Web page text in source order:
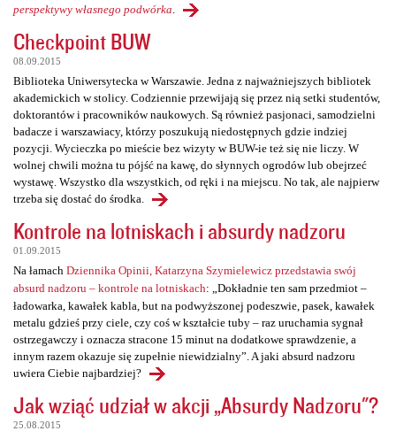
perspektywy własnego podwórka
Checkpoint BUW
08.09.2015
Biblioteka Uniwersytecka w Warszawie. Jedna z najważniejszych bibliotek
akademickich w stolicy. Codziennie przewijają się przez nią setki studentów,
doktorantów i pracowników naukowych. Są również pasjonaci, samodzielni
badacze i warszawiacy, którzy poszukują niedostępnych gdzie indziej
pozycji. Wycieczka po mieście bez wizyty w BUW-ie też się nie liczy. W
wolnej chwili można tu pójść na kawę, do słynnych ogrodów lub obejrzeć
wystawę. Wszystko dla wszystkich, od ręki i na miejscu. No tak, ale najpierw
trzeba się dostać do środka.
Kontrole na lotniskach i absurdy nadzoru
01.09.2015
Na łamach Dziennika Opinii, Katarzyna Szymielewicz przedstawia swój
absurd nadzoru – kontrole na lotniskach: „Dokładnie ten sam przedmiot –
ładowarka, kawałek kabla, but na podwyższonej podeszwie, pasek, kawałek
metalu gdzieś przy ciele, czy coś w kształcie tuby – raz uruchamia sygnał
ostrzegawczy i oznacza stracone 15 minut na dodatkowe sprawdzenie, a
innym razem okazuje się zupełnie niewidzialny”. A jaki absurd nadzoru
uwiera Ciebie najbardziej?
Jak wziąć udział w akcji „Absurdy Nadzoru"?
25.08.2015